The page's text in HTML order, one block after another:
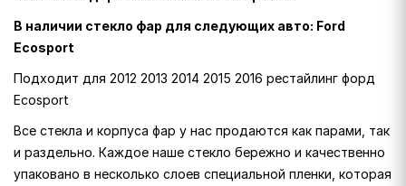
В наличии стекло фар для следующих авто: Ford
Ecosport
Подходит для 2012 2013 2014 2015 2016 рестайлинг форд
Ecosport
Все стекла и корпуса фар у нас продаются как парами, так
и раздельно. Каждое наше стекло бережно и качественно
упаковано в несколько слоев специальной пленки, которая